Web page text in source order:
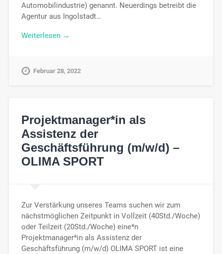
Automobilindustrie) genannt. Neuerdings betreibt die
Agentur aus Ingolstadt…
Weiterlesen →
Februar 28, 2022
Projektmanager*in als
Assistenz der
Geschäftsführung (m/w/d) –
OLIMA SPORT
Zur Verstärkung unseres Teams suchen wir zum
nächstmöglichen Zeitpunkt in Vollzeit (40Std./Woche)
oder Teilzeit (20Std./Woche) eine*n
Projektmanager*in als Assistenz der
Geschäftsführung (m/w/d) OLIMA SPORT ist eine